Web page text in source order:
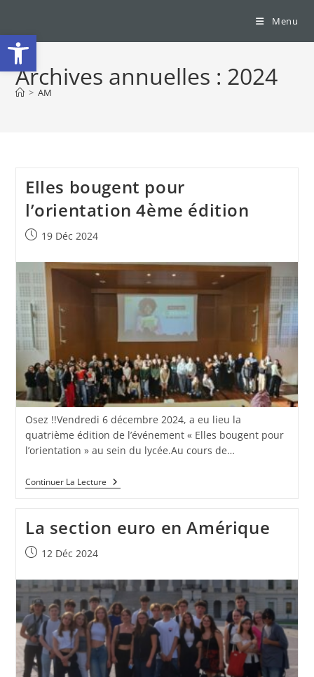
Ouvrir la barre d’outils
Menu
Archives annuelles : 2024
> AM
Elles bougent pour
l’orientation 4ème édition
19 Déc 2024
Osez !!Vendredi 6 décembre 2024, a eu lieu la
quatrième édition de l’événement « Elles bougent pour
l’orientation » au sein du lycée.Au cours de…
Continuer La Lecture
La section euro en Amérique
12 Déc 2024